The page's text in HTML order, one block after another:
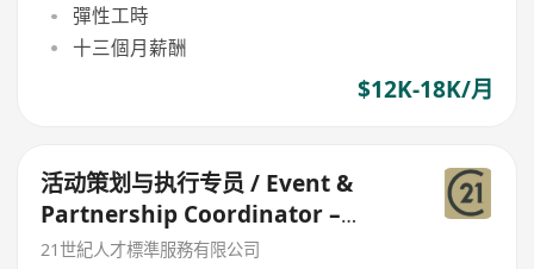
彈性工時
十三個月薪酬
$12K-18K/月
活动策划与执行专员 / Event &
Partnership Coordinator –
Youth Forum
21世紀人才標準服務有限公司